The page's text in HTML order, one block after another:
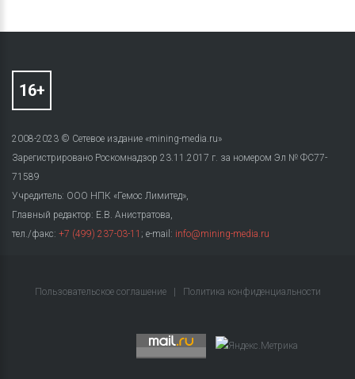
2008-2023 © Сетевое издание «mining-media.ru»
Зарегистрировано Роскомнадзор 23.11.2017 г. за номером Эл № ФС77-
71589
Учредитель: ООО НПК «Гемос Лимитед»,
Главный редактор: Е.В. Анистратова,
тел./факс: +7 (499) 237-03-11 ; e-mail: info@mining-media.ru
Пользовательское соглашение Политика конфиденциальности